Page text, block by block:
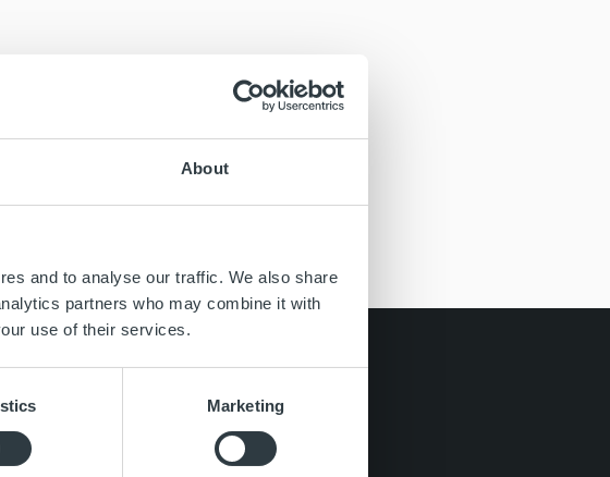
About
and to analyse our traffic. We also share
partners who may combine it with
use of their services.
Marketing